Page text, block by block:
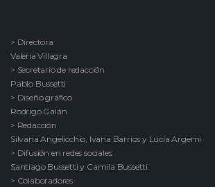
> Directora
Valeria Villagra
> Secretario de redacción
Pablo Bussetti
> Diseño gráfico
Rodrigo Galán
> Redacción
Silvana Angelicchio, Ivana Barrios y Lucía Argemi
> Difusión en redes sociales
Santiago Bussetti y Camila Bussetti
> Colaboradores